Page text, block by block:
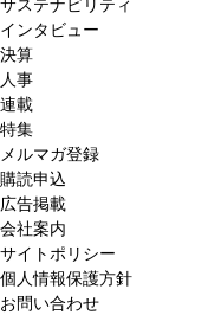
インタビュー
決算
人事
連載
特集
メルマガ登録
購読申込
広告掲載
会社案内
サイトポリシー
個人情報保護方針
お問い合わせ